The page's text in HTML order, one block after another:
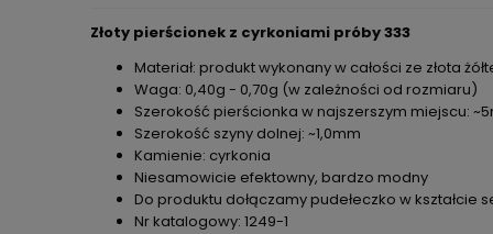
Cena nie zawiera
kosztów płatności
Złoty pierścionek z cyrkoniami próby 333
Materiał: produkt wykonany w całości ze złota
Waga: 0,40g - 0,70g (w zależności od rozmiaru)
Szerokość pierścionka w najszerszym miejscu:
Szerokość szyny dolnej: ~1,0mm
Kamienie: cyrkonia
Niesamowicie efektowny, bardzo modny
Do produktu dołączamy pudełeczko w kształcie
Nr katalogowy: 1249-1